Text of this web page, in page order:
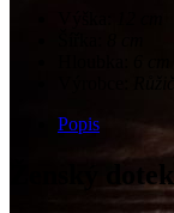
Popis
Ženský dotek